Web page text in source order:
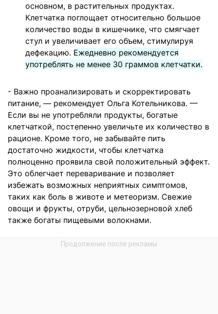
основном, в растительных продуктах.
Клетчатка поглощает относительно большое
количество воды в кишечнике, что смягчает
стул и увеличивает его объем, стимулируя
дефекацию. Ежедневно рекомендуется
употреблять не менее 30 граммов клетчатки.
- Важно проанализировать и скорректировать
питание, — рекомендует Ольга Котельникова. —
Если вы не употребляли продукты, богатые
клетчаткой, постепенно увеличьте их количество в
рационе. Кроме того, не забывайте пить
достаточно жидкости, чтобы клетчатка
полноценно проявила свой положительный эффект.
Это облегчает переваривание и позволяет
избежать возможных неприятных симптомов,
таких как боль в животе и метеоризм. Свежие
овощи и фрукты, отруби, цельнозерновой хлеб
также богаты пищевыми волокнами.